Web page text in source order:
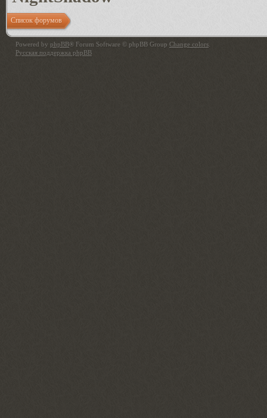
Список форумов
Powered by phpBB® Forum Software © phpBB Group Change colors
Русская поддержка phpBB